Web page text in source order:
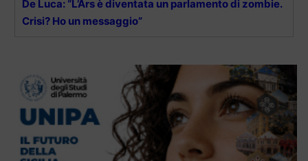
De Luca: “L’Ars è diventata un parlamento di zombie.
Crisi? Ho un messaggio”